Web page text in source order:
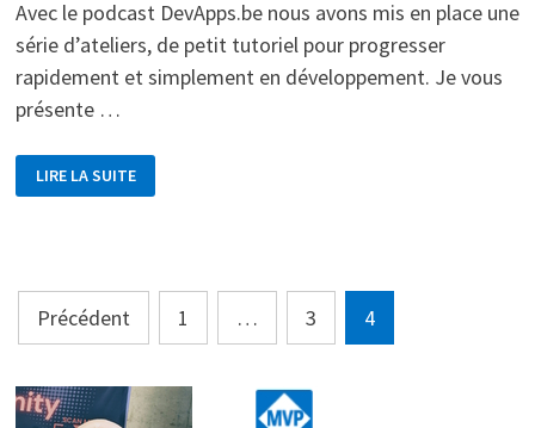
Avec le podcast DevApps.be nous avons mis en place une
série d’ateliers, de petit tutoriel pour progresser
rapidement et simplement en développement. Je vous
présente …
AVEC
AZURE.
À
LA
WEBAPI
LIRE LA SUITE
Pagination
des
publications
Précédent 1 … 3 4